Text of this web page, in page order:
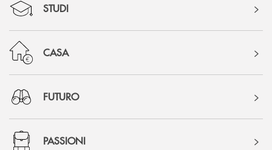
STUDI
CASA
FUTURO
PASSIONI